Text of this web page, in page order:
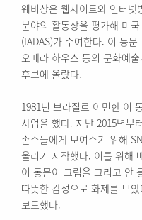
웨비상은 웹사이트와 인터넷
분야의 활동상을 평가해 미
(IADAS)가 수여한다. 이 동
오페라 하우스 등의 문화예
후보에 올랐다.
1981년 브라질로 이민한 이
사업을 했다. 지난 2015년부
손주들에게 보여주기 위해
올리기 시작했다. 이를 위해
이 동문이 그림을 그리고 안
따뜻한 감성으로 화제를 모
보도했다.